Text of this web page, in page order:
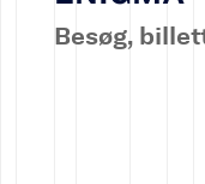
Besøg,